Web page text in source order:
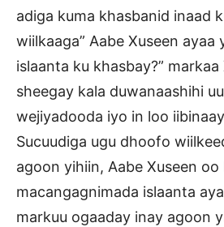
adiga kuma khasbanid inaad
wiilkaaga” Aabe Xuseen ayaa
islaanta ku khasbay?” markaa
sheegay kala duwanaashihi
wejiyadooda iyo in loo
Sucuudiga ugu dhoofo
agoon yihiin, Aabe Xuseen oo
macangagnimada islaanta
markuu ogaaday inay agoon